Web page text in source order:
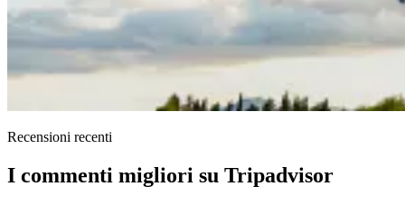
Recensioni recenti
I commenti migliori su Tripadvisor